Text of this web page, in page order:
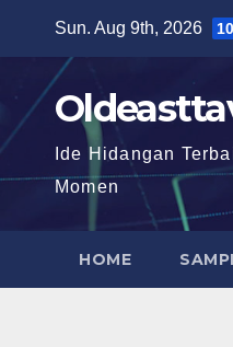
content
Sun. Aug 9th, 2026
Ide Hidangan
Momen
HOME